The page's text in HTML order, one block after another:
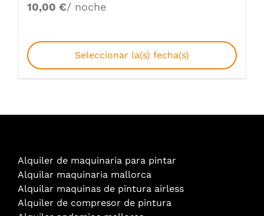
10,00 €/ noche
Seleccionar la(s) fecha(s)
Alquiler de maquinaria para pintar
Alquilar maquinaria mallorca
Alquilar maquinas de pintura airless
Alquiler de compresor de pintura